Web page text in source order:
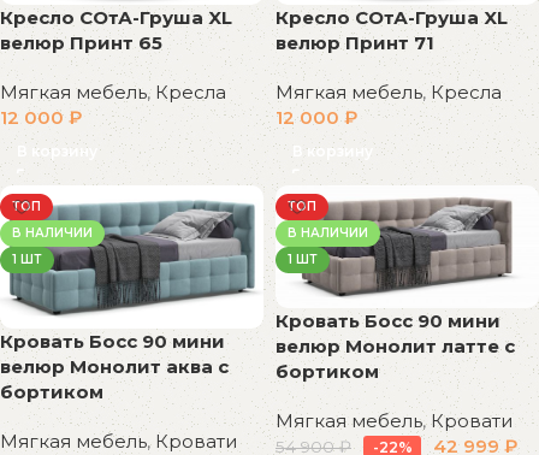
Кресло СОтА-Груша XL
велюр Принт 65
Мягкая мебель, Кресла
12 000 ₽
В корзину
Кресло СОтА-Груша XL
велюр Принт 71
Мягкая мебель, Кресла
12 000₽
В корзину
ТОП
В НАЛИЧИИ
1 ШТ
Кровать Босс 90 мини
велюр Монолит аква с
бортиком
Мягкая мебель, Кровати
ТОП
В НАЛИЧИИ
1 ШТ
Кровать Босс 90 мини
велюр Монолит латте с
бортиком
Мягкая мебель,Кровати
54 900₽ -22% 42 999₽